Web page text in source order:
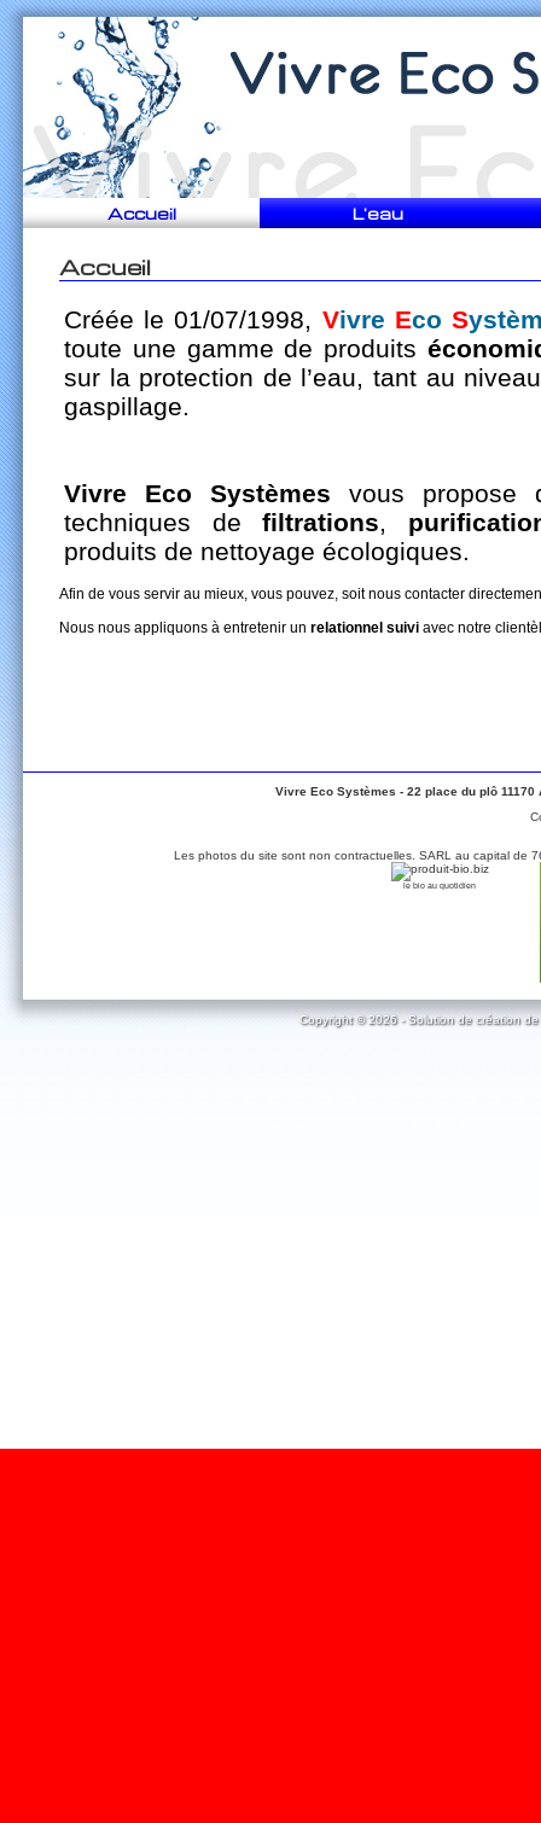
Accueil L'eau
Accueil
Créée le 01/07/1998, Vivre Eco S
toute une gamme de produits
sur la protection de l’eau, tant au
gaspillage.
Vivre Eco Systèmes vous propose
techniques defiltrations,
produits de nettoyage écologiques.
Afin de vous servir au mieux, vous pouvez, soit nous contacter
Nous nous appliquons à entretenir un relationnel suivi avec notre
Vivre Eco Systèmes - 22 place du plô
Les photos du site sont non contractuelles. SARL au capital de
le bio au quotidien
Copyright © 2026 - Solution de création